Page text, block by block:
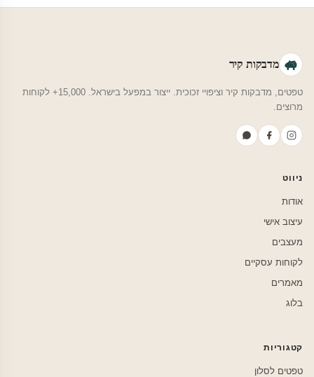
מדבקות קיר
טפטים, מדבקות קיר וציפויי זכוכית. ייצור במפעל בישראל. 15,000+ לקוחות
מרוצים.
ניווט
אודות
עיצוב אישי
מעצבים
לקוחות עסקיים
מאמרים
בלוג
קטגוריות
טפטים לסלון